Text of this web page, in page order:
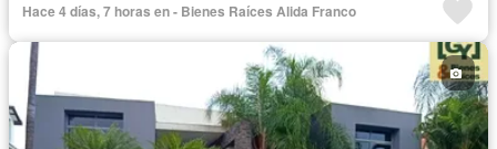
Hace 4 días, 7 horas en - Bienes Raíces Alida Franco